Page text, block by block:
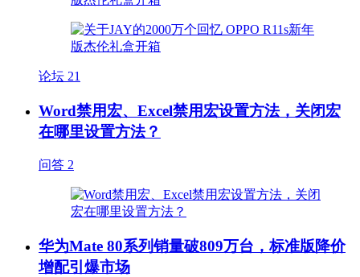
论坛 21
Word禁用宏、Excel禁用宏设置方法，关闭宏
在哪里设置方法？
问答 2
华为Mate 80系列销量破809万台，标准版降价
增配引爆市场